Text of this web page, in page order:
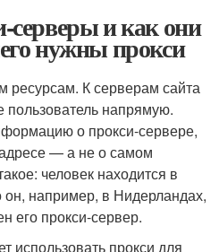
серверы и как они
нужны прокси
ресурсам. К серверам сайта
пользователь напрямую.
о прокси-сервере,
— а не о самом
человек находится в
он, например, в Нидерландах,
его прокси-сервер.
использовать прокси для